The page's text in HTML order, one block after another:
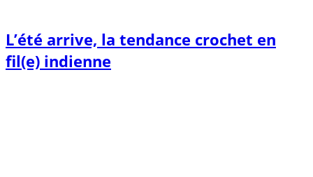
L’été arrive, la tendance crochet en
fil(e) indienne